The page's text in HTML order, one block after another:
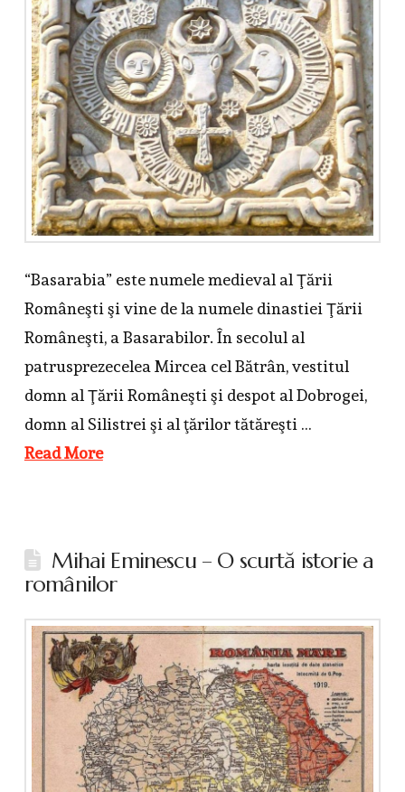
“Basarabia” este numele medieval al Ţării
Româneşti şi vine de la numele dinastiei Ţării
Româneşti, a Basarabilor. În secolul al
patrusprezecelea Mircea cel Bătrân, vestitul
domn al Ţării Româneşti şi despot al Dobrogei,
domn al Silistrei şi al ţărilor tătăreşti …
Read More
Mihai Eminescu – O scurtă istorie a
românilor